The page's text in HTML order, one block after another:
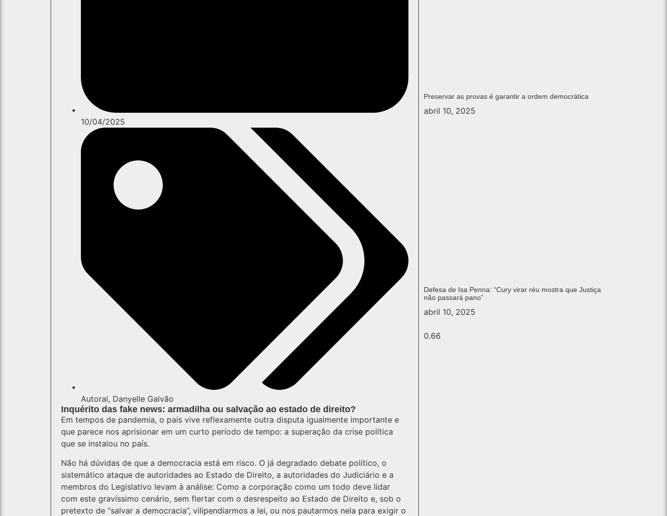
10/04/2025
Autoral, Danyelle Galvão
Inquérito das fake news: armadilha ou salvação ao estado de direito?
Em tempos de pandemia, o país vive reflexamente outra disputa igualmente importante e
que parece nos aprisionar em um curto período de tempo: a superação da crise política
que se instalou no país.
Não há dúvidas de que a democracia está em risco. O já degradado debate político, o
sistemático ataque de autoridades ao Estado de Direito, a autoridades do Judiciário e a
membros do Legislativo levam à análise: Como a corporação como um todo deve lidar
com este gravíssimo cenário, sem flertar com o desrespeito ao Estado de Direito e, sob o
pretexto de “salvar a democracia”, vilipendiarmos a lei, ou nos pautarmos nela para exigir o
Preservar as provas é garantir a ordem democrática
abril 10, 2025
Defesa de Isa Penna: “Cury virar réu mostra que Justiça
não passará pano”
abril 10, 2025